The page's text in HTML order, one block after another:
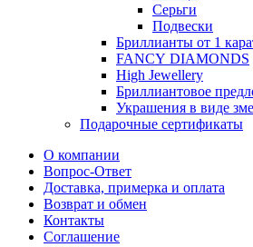
Серьги
Подвески
Бриллианты от 1
FANCY DIAMONDS
High Jewellery
Бриллиантовое
Украшения в виде
Подарочные сертификаты
О компании
Вопрос-Ответ
Доставка, примерка и оплата
Возврат и обмен
Контакты
Соглашение